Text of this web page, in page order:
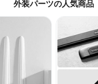
外装パーツの人気商品